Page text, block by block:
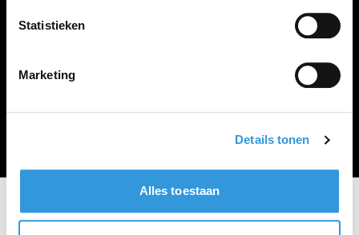
Statistieken
Marketing
Details tonen
Alles toestaan